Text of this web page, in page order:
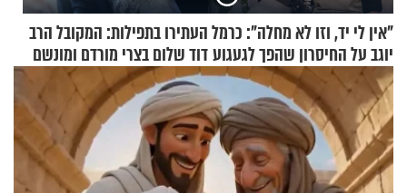
"אין לי יד, וזו לא מחלה": כרמל
יוגב על החיסרון שהפך לגעגוע
העתירו בתפילות: המקובל הרב
דוד שלום בצרי מורדם ומונשם